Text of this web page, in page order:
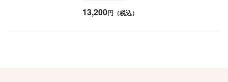
13,200円（税込）